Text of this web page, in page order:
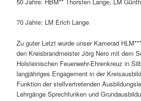
70 Jahre: LM Erich Lange
Zu guter Letzt wurde unser Kamerad
den Kreisbrandmeister Jörg Nero mit dem
Holsteinischen Feuerwehr-Ehrenkreuz in
langjähriges Engagement in der
Funktion der stellvertretenden
Lehrgänge Sprechfunken und